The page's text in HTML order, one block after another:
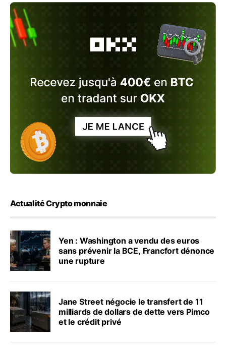
Actualité Crypto monnaie
Yen : Washington a vendu des euros
sans prévenir la BCE, Francfort dénonce
une rupture
Jane Street négocie le transfert de 11
milliards de dollars de dette vers Pimco
et le crédit privé